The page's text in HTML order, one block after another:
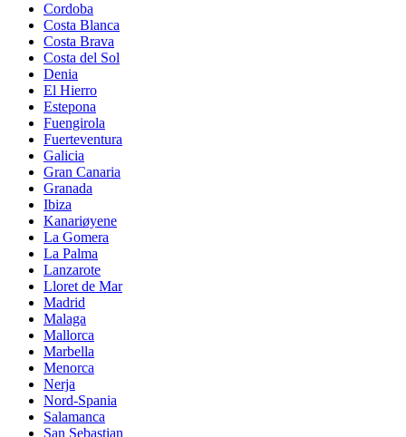
Cordoba
Costa Blanca
Costa Brava
Costa del Sol
Denia
El Hierro
Estepona
Fuengirola
Fuerteventura
Galicia
Gran Canaria
Granada
Ibiza
Kanariøyene
La Gomera
La Palma
Lanzarote
Lloret de Mar
Madrid
Malaga
Mallorca
Marbella
Menorca
Nerja
Nord-Spania
Salamanca
San Sebastian